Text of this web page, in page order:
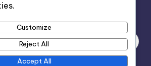
Customize
Reject All
Accept All